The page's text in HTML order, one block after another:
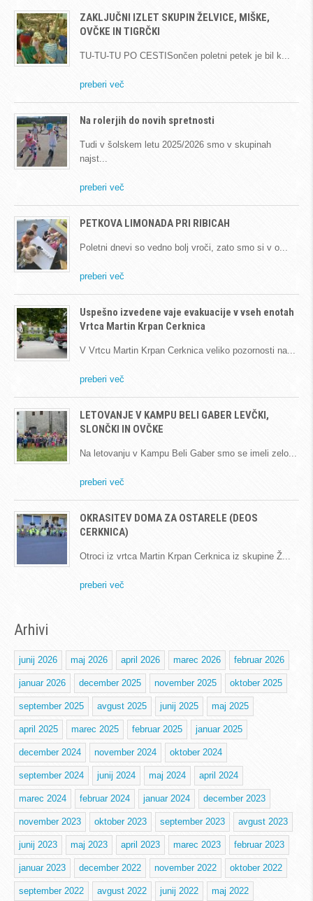
ZAKLJUČNI IZLET SKUPIN ŽELVICE, MIŠKE,
OVČKE IN TIGRČKI
TU-TU-TU PO CESTISončen poletni petek je bil k
preberi več
Na rolerjih do novih spretnosti
Tudi v šolskem letu 2025/2026 smo v skupinah
najst
preberi več
PETKOVA LIMONADA PRI RIBICAH
Poletni dnevi so vedno bolj vroči, zato smo si v o
preberi več
Uspešno izvedene vaje evakuacije v vseh enotah
Vrtca Martin Krpan Cerknica
V Vrtcu Martin Krpan Cerknica veliko pozornosti na
preberi več
LETOVANJE V KAMPU BELI GABER LEVČKI,
SLONČKI IN OVČKE
Na letovanju v Kampu Beli Gaber smo se imeli zelo
preberi več
OKRASITEV DOMA ZA OSTARELE (DEOS
CERKNICA)
Otroci iz vrtca Martin Krpan Cerknica iz skupine Ž
preberi več
Arhivi
junij 2026 maj 2026 april 2026 marec 2026 februar 2026
januar 2026 december 2025 november 2025 oktober 2025
september 2025 avgust 2025 junij 2025 maj 2025
april 2025 marec 2025 februar 2025 januar 2025
december 2024 november 2024 oktober 2024
september 2024 junij 2024 maj 2024 april 2024
marec 2024 februar 2024 januar 2024 december 2023
november 2023 oktober 2023 september 2023 avgust 2023
junij 2023 maj 2023 april 2023 marec 2023 februar 2023
januar 2023 december 2022 november 2022 oktober 2022
september 2022 avgust 2022 junij 2022 maj 2022